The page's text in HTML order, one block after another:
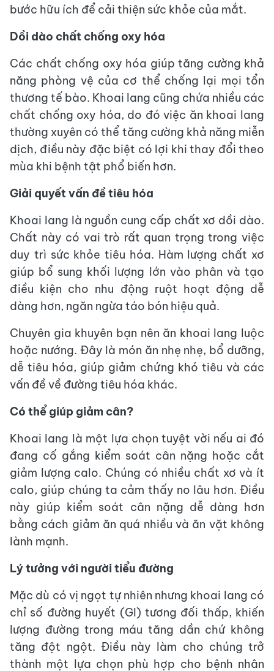
bước hữu ích để cải thiện sức khỏe của mắt.
Dồi dào chất chống oxy hóa
Các chất chống oxy hóa giúp tăng cường khả
năng phòng vệ của cơ thể chống lại mọi tổn
thương tế bào. Khoai lang cũng chứa nhiều các
chất chống oxy hóa, do đó việc ăn khoai lang
thường xuyên có thể tăng cường khả năng miễn
dịch, điều này đặc biệt có lợi khi thay đổi theo
mùa khi bệnh tật phổ biến hơn.
Giải quyết vấn đề tiêu hóa
Khoai lang là nguồn cung cấp chất xơ dồi dào.
Chất này có vai trò rất quan trọng trong việc
duy trì sức khỏe tiêu hóa. Hàm lượng chất xơ
giúp bổ sung khối lượng lớn vào phân và tạo
điều kiện cho nhu động ruột hoạt động dễ
dàng hơn, ngăn ngừa táo bón hiệu quả.
Chuyên gia khuyên bạn nên ăn khoai lang luộc
hoặc nướng. Đây là món ăn nhẹ nhẹ, bổ dưỡng,
dễ tiêu hóa, giúp giảm chứng khó tiêu và các
vấn đề về đường tiêu hóa khác.
Có thể giúp giảm cân?
Khoai lang là một lựa chọn tuyệt vời nếu ai đó
đang cố gắng kiểm soát cân nặng hoặc cắt
giảm lượng calo. Chúng có nhiều chất xơ và ít
calo, giúp chúng ta cảm thấy no lâu hơn. Điều
này giúp kiểm soát cân nặng dễ dàng hơn
bằng cách giảm ăn quá nhiều và ăn vặt không
lành mạnh.
Lý tưởng với người tiểu đường
Mặc dù có vị ngọt tự nhiên nhưng khoai lang có
chỉ số đường huyết (GI) tương đối thấp, khiến
lượng đường trong máu tăng dần chứ không
tăng đột ngột. Điều này làm cho chúng trở
thành một lựa chọn phù hợp cho bệnh nhân